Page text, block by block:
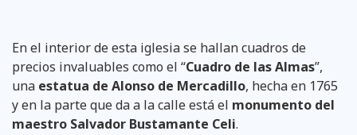
En el interior de esta iglesia se hallan cuadros de
precios invaluables como el “Cuadro de las Almas”,
una estatua de Alonso de Mercadillo, hecha en 1765
y en la parte que da a la calle está el monumento del
maestro Salvador Bustamante Celi.